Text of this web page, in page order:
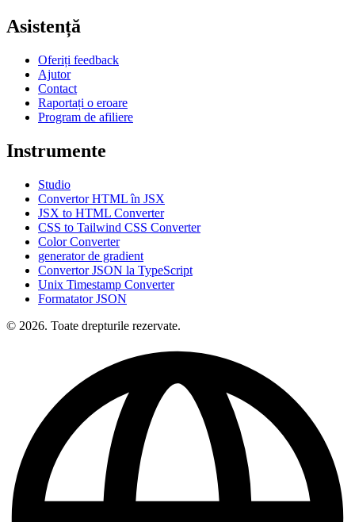
Asistență
Oferiți feedback
Ajutor
Contact
Raportați o eroare
Program de afiliere
Instrumente
Studio
Convertor HTML în JSX
JSX to HTML Converter
CSS to Tailwind CSS Converter
Color Converter
generator de gradient
Convertor JSON la TypeScript
Unix Timestamp Converter
Formatator JSON
© 2026. Toate drepturile rezervate.